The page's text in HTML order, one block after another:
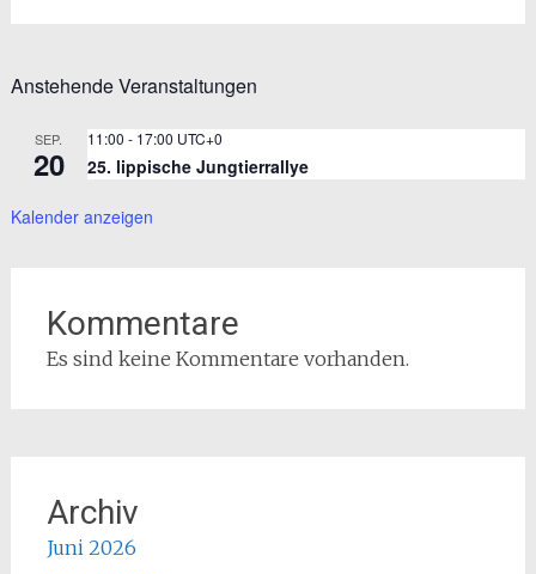
Anstehende Veranstaltungen
SEP.
20
11:00 - 17:00 UTC+0
25. lippische Jungtierrallye
Kalender anzeigen
Kommentare
Es sind keine Kommentare vorhanden.
Archiv
Juni 2026